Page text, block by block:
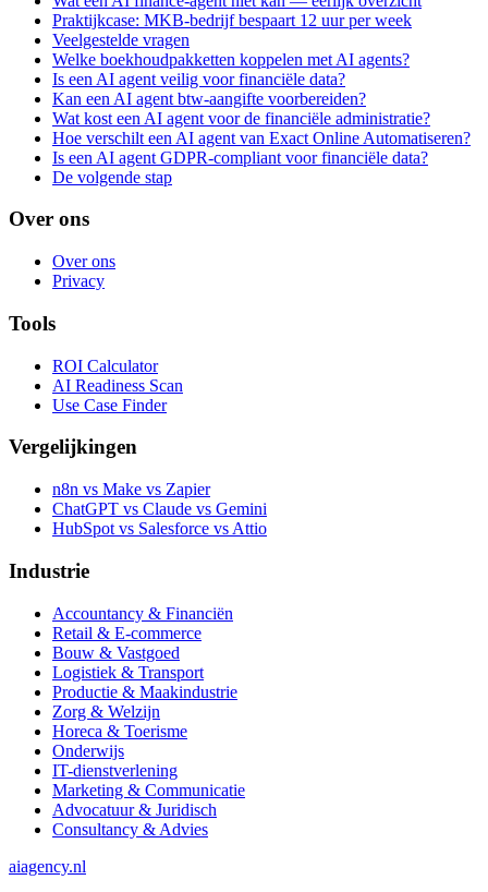
Praktijkcase: MKB-bedrijf bespaart 12 uur per week
Veelgestelde vragen
Welke boekhoudpakketten koppelen met AI agents?
Is een AI agent veilig voor financiële data?
Kan een AI agent btw-aangifte voorbereiden?
Wat kost een AI agent voor de financiële administratie?
Hoe verschilt een AI agent van Exact Online Automatiseren?
Is een AI agent GDPR-compliant voor financiële data?
De volgende stap
Over ons
Over ons
Privacy
Tools
ROI Calculator
AI Readiness Scan
Use Case Finder
Vergelijkingen
n8n vs Make vs Zapier
ChatGPT vs Claude vs Gemini
HubSpot vs Salesforce vs Attio
Industrie
Accountancy & Financiën
Retail & E-commerce
Bouw & Vastgoed
Logistiek & Transport
Productie & Maakindustrie
Zorg & Welzijn
Horeca & Toerisme
Onderwijs
IT-dienstverlening
Marketing & Communicatie
Advocatuur & Juridisch
Consultancy & Advies
aiagency.nl